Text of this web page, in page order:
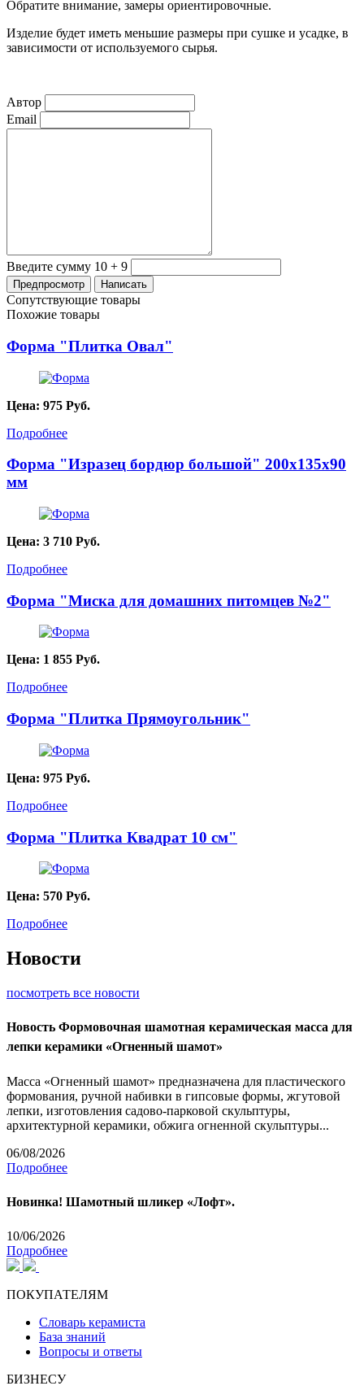
Обратите внимание, замеры ориентировочные.
Изделие будет иметь меньшие размеры при сушке и усадке, в
зависимости от используемого сырья.
Автор
Email
Введите сумму 10 + 9
Сопутствующие товары
Похожие товары
Форма "Плитка Овал"
Цена: 975 Руб.
Подробнее
Форма "Изразец бордюр большой" 200х135х90
мм
Цена: 3 710 Руб.
Подробнее
Форма "Миска для домашних питомцев №2"
Цена: 1 855 Руб.
Подробнее
Форма "Плитка Прямоугольник"
Цена: 975 Руб.
Подробнее
Форма "Плитка Квадрат 10 см"
Цена: 570 Руб.
Подробнее
Новости
посмотреть все новости
Новость Формовочная шамотная керамическая масса для
лепки керамики «Огненный шамот»
Масса «Огненный шамот» предназначена для пластического
формования, ручной набивки в гипсовые формы, жгутовой
лепки, изготовления садово-парковой скульптуры,
архитектурной керамики, обжига огненной скульптуры...
06/08/2026
Подробнее
Новинка! Шамотный шликер «Лофт».
10/06/2026
Подробнее
ПОКУПАТЕЛЯМ
Словарь керамиста
База знаний
Вопросы и ответы
БИЗНЕСУ